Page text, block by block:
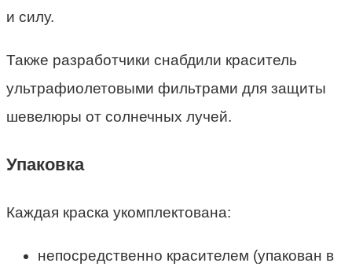
и силу.
Также разработчики снабдили краситель
ультрафиолетовыми фильтрами для защиты
шевелюры от солнечных лучей.
Упаковка
Каждая краска укомплектована:
непосредственно красителем (упакован в